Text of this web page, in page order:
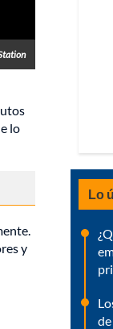
lo
y
Lo